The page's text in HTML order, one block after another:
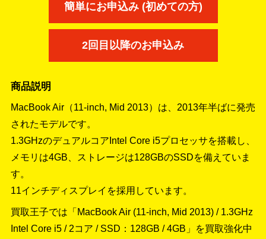
簡単にお申込み (初めての方)
2回目以降のお申込み
商品説明
MacBook Air（11-inch, Mid 2013）は、2013年半ばに発売
されたモデルです。
1.3GHzのデュアルコアIntel Core i5プロセッサを搭載し、
メモリは4GB、ストレージは128GBのSSDを備えていま
す。
11インチディスプレイを採用しています。
買取王子では「MacBook Air (11-inch, Mid 2013) / 1.3GHz
Intel Core i5 / 2コア / SSD：128GB / 4GB」を買取強化中